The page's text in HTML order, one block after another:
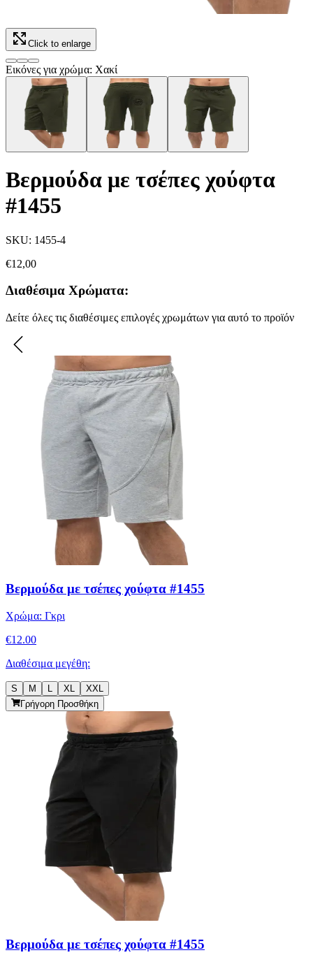
Click to enlarge
Εικόνες για χρώμα: Χακί
Βερμούδα με τσέπες χούφτα
#1455
SKU: 1455-4
€12,00
Διαθέσιμα Χρώματα:
Δείτε όλες τις διαθέσιμες επιλογές χρωμάτων για αυτό το προϊόν
Βερμούδα με τσέπες χούφτα #1455
Χρώμα: Γκρι
€12.00
Διαθέσιμα μεγέθη:
S M L XL
XXL
Γρήγορη Προσθήκη
Βερμούδα με τσέπες χούφτα #1455